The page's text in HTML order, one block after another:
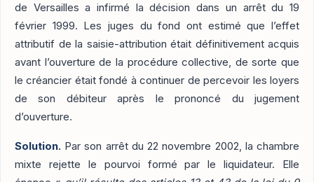
de Versailles a infirmé la décision dans un arrêt du 19
février 1999. Les juges du fond ont estimé que l’effet
attributif de la saisie-attribution était définitivement acquis
avant l’ouverture de la procédure collective, de sorte que
le créancier était fondé à continuer de percevoir les loyers
de son débiteur après le prononcé du jugement
d’ouverture.
Solution. Par son arrêt du 22 novembre 2002, la chambre
mixte rejette le pourvoi formé par le liquidateur. Elle